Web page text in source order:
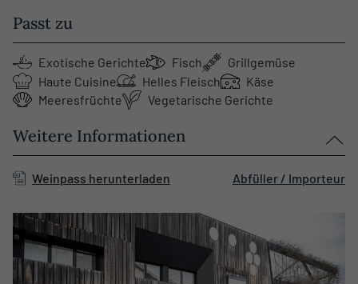
Passt zu
Exotische Gerichte Fisch
Grillgemüse
Haute Cuisine
Helles Fleisch
Käse
Meeresfrüchte
Vegetarische Gerichte
Weitere Informationen
Weinpass herunterladen Abfüller / Importeur